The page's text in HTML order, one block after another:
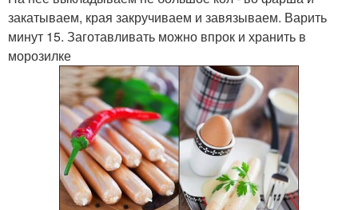
закатываем, края закручиваем и завязываем. Варить
минут 15. Заготавливать можно впрок и хранить в
морозилке